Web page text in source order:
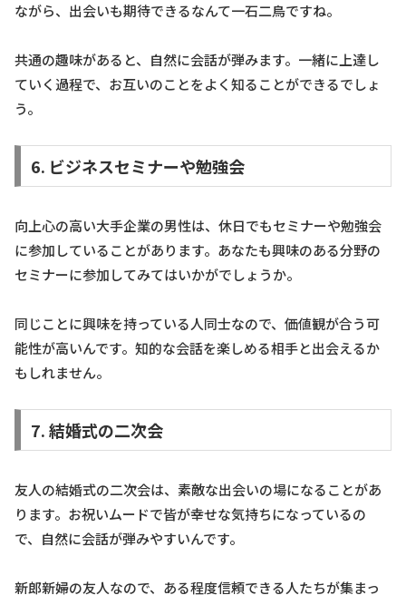
ながら、出会いも期待できるなんて一石二鳥ですね。
共通の趣味があると、自然に会話が弾みます。一緒に上達し
ていく過程で、お互いのことをよく知ることができるでしょ
う。
6. ビジネスセミナーや勉強会
向上心の高い大手企業の男性は、休日でもセミナーや勉強会
に参加していることがあります。あなたも興味のある分野の
セミナーに参加してみてはいかがでしょうか。
同じことに興味を持っている人同士なので、価値観が合う可
能性が高いんです。知的な会話を楽しめる相手と出会えるか
もしれません。
7. 結婚式の二次会
友人の結婚式の二次会は、素敵な出会いの場になることがあ
ります。お祝いムードで皆が幸せな気持ちになっているの
で、自然に会話が弾みやすいんです。
新郎新婦の友人なので、ある程度信頼できる人たちが集まっ